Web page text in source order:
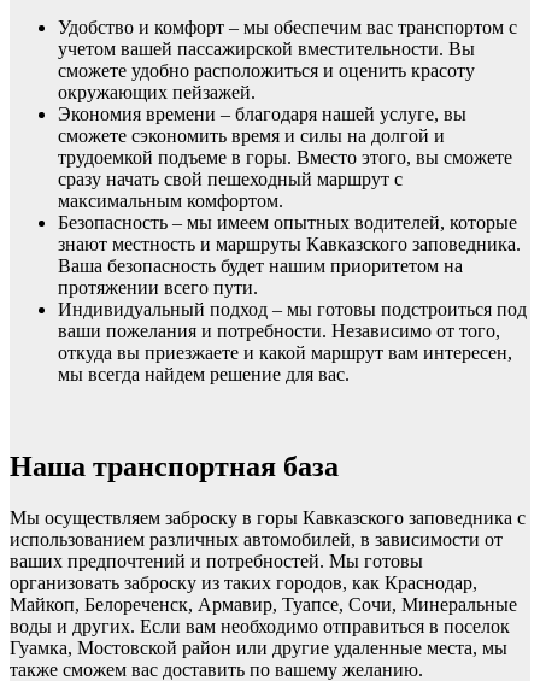
Удобство и комфорт – мы обеспечим вас транспортом с
учетом вашей пассажирской вместительности. Вы
сможете удобно расположиться и оценить красоту
окружающих пейзажей.
Экономия времени – благодаря нашей услуге, вы
сможете сэкономить время и силы на долгой и
трудоемкой подъеме в горы. Вместо этого, вы сможете
сразу начать свой пешеходный маршрут с
максимальным комфортом.
Безопасность – мы имеем опытных водителей, которые
знают местность и маршруты Кавказского заповедника.
Ваша безопасность будет нашим приоритетом на
протяжении всего пути.
Индивидуальный подход – мы готовы подстроиться под
ваши пожелания и потребности. Независимо от того,
откуда вы приезжаете и какой маршрут вам интересен,
мы всегда найдем решение для вас.
Наша транспортная база
Мы осуществляем заброску в горы Кавказского заповедника с
использованием различных автомобилей, в зависимости от
ваших предпочтений и потребностей. Мы готовы
организовать заброску из таких городов, как Краснодар,
Майкоп, Белореченск, Армавир, Туапсе, Сочи, Минеральные
воды и других. Если вам необходимо отправиться в поселок
Гуамка, Мостовской район или другие удаленные места, мы
также сможем вас доставить по вашему желанию.